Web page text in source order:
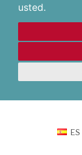
usted.
ES